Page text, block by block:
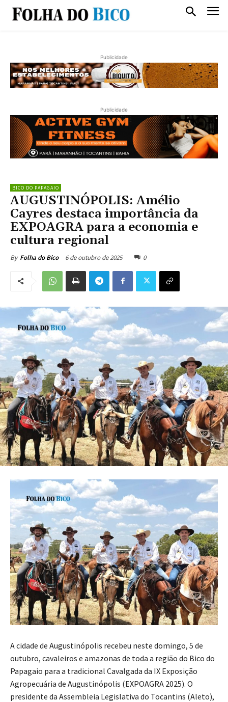
Publicidade
Publicidade
BICO DO PAPAGAIO
AUGUSTINÓPOLIS: Amélio
Cayres destaca importância da
EXPOAGRA para a economia e
cultura regional
By Folha do Bico 6 de outubro de 2025 0
A cidade de Augustinópolis recebeu neste domingo, 5 de
outubro, cavaleiros e amazonas de toda a região do Bico do
Papagaio para a tradicional Cavalgada da IX Exposição
Agropecuária de Augustinópolis (EXPOAGRA 2025). O
presidente da Assembleia Legislativa do Tocantins (Aleto),